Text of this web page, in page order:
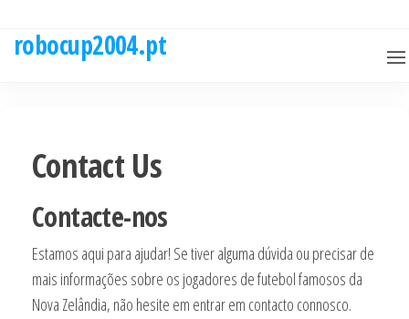
robocup2004.pt
Contact Us
Contacte-nos
Estamos aqui para ajudar! Se tiver alguma dúvida ou precisar de
mais informações sobre os jogadores de futebol famosos da
Nova Zelândia, não hesite em entrar em contacto connosco.